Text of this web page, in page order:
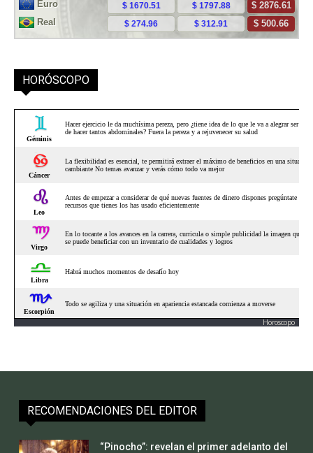
HORÓSCOPO
Horoscopo
RECOMENDACIONES DEL EDITOR
“Pinocho”: revelan el primer adelanto del